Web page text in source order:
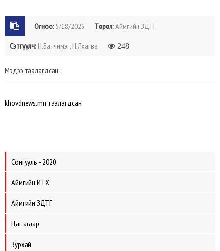
Огноо: 5/18/2026 Төрөл:Аймгийн ЗДТГ
Сэтгүүлч: Н.Батчимэг, Н.Лхагва 248
Мэдээ таалагдсан:
khovdnews.mn таалагдсан:
Сонгууль - 2020
Аймгийн ИТХ
Аймгийн ЗДТГ
Цаг агаар
Зурхай